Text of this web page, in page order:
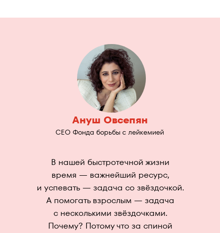
В нашей быстротечной жизни
время — важнейший ресурс,
и успевать — задача со звёздочкой.
А помогать взрослым — задача
с несколькими звёздочками.
Почему? Потому что за спиной
Ануш Овсепян
CEO Фонда борьбы с лейкемией